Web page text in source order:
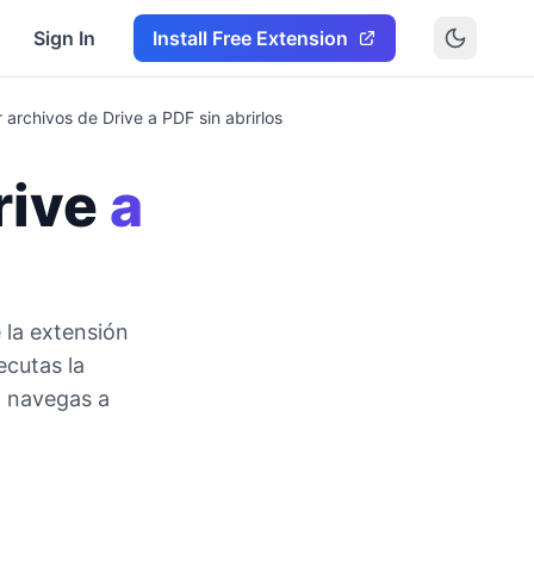
Sign In Install Free Extension
archivos de Drive a PDF sin abrirlos
a
la extensión
la
a